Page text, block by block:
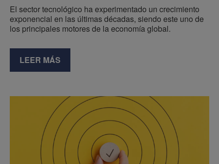
El sector tecnológico ha experimentado un crecimiento
exponencial en las últimas décadas, siendo este uno de
los principales motores de la economía global.
LEER MÁS